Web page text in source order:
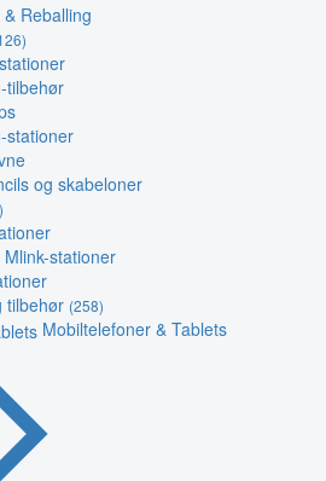
Reballing
tilbehør
stationer
og skabeloner
stationer
tilbehør (258)
Mobiltelefoner & Tablets